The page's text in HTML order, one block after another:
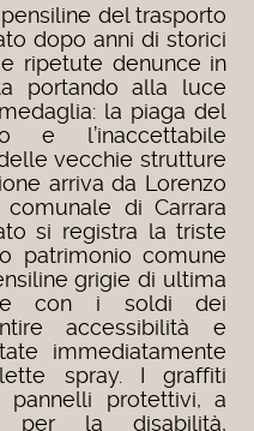
del trasporto
dopo anni di storici
ripetute denunce in
portando alla luce
la piaga del
e l’inaccettabile
vecchie strutture
arriva da Lorenzo
di Carrara
si registra la triste
patrimonio comune
grigie di ultima
con i soldi dei
accessibilità e
immediatamente
spray. I graffiti
protettivi, a
per la disabilità,